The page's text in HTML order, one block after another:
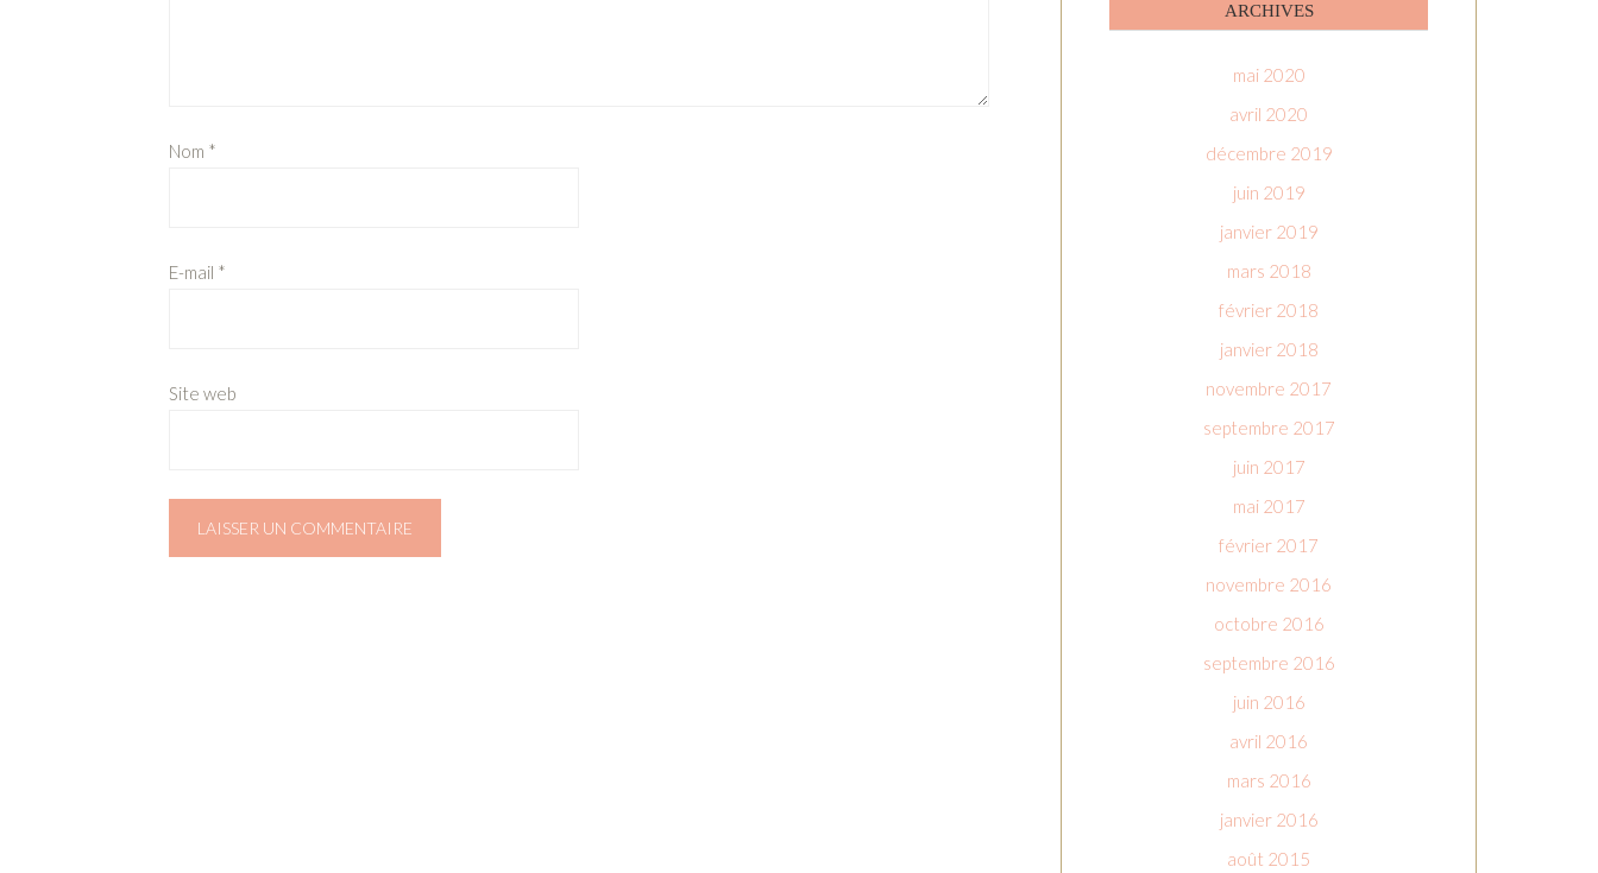
Nom *
E-mail *
Site web
ARCHIVES
mai 2020
avril 2020
décembre 2019
juin 2019
janvier 2019
mars 2018
février 2018
janvier 2018
novembre 2017
septembre 2017
juin 2017
mai 2017
février 2017
novembre 2016
octobre 2016
septembre 2016
juin 2016
avril 2016
mars 2016
janvier 2016
août 2015